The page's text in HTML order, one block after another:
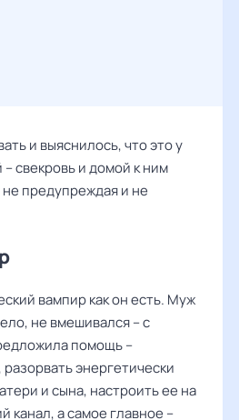
и выяснилось, что это у
свекровь и домой к ним
не предупреждая и не
вампир как он есть. Муж
не вмешивался – с
помощь –
энергетически
и сына, настроить ее на
канал, а самое главное –